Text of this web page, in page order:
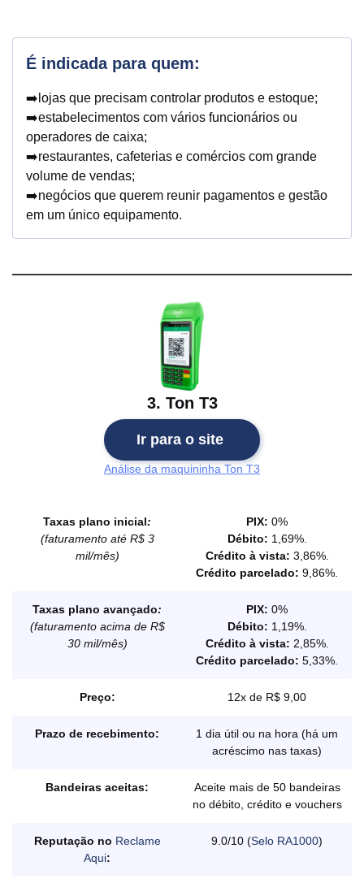
É indicada para quem:
➡️lojas que precisam controlar produtos e estoque;
➡️estabelecimentos com vários funcionários ou
operadores de caixa;
➡️restaurantes, cafeterias e comércios com grande
volume de vendas;
➡️negócios que querem reunir pagamentos e gestão
em um único equipamento.
3. Ton T3
Ir para o site
Análise da maquininha Ton T3
Taxas plano inicial:
(faturamento até R$ 3
mil/mês)
PIX: 0%
Débito: 1,69%.
Crédito à vista: 3,86%.
Crédito parcelado: 9,86%.
Taxas plano avançado:
(faturamento acima de R$
30 mil/mês)
PIX: 0%
Débito: 1,19%.
Crédito à vista: 2,85%.
Crédito parcelado: 5,33%.
Preço: 12x de R$ 9,00
Prazo de recebimento:
1 dia útil ou na hora (há um
acréscimo nas taxas)
Bandeiras aceitas:
Aceite mais de 50 bandeiras
no débito, crédito e vouchers
Reputação no Reclame
Aqui:
9.0/10 (Selo RA1000)